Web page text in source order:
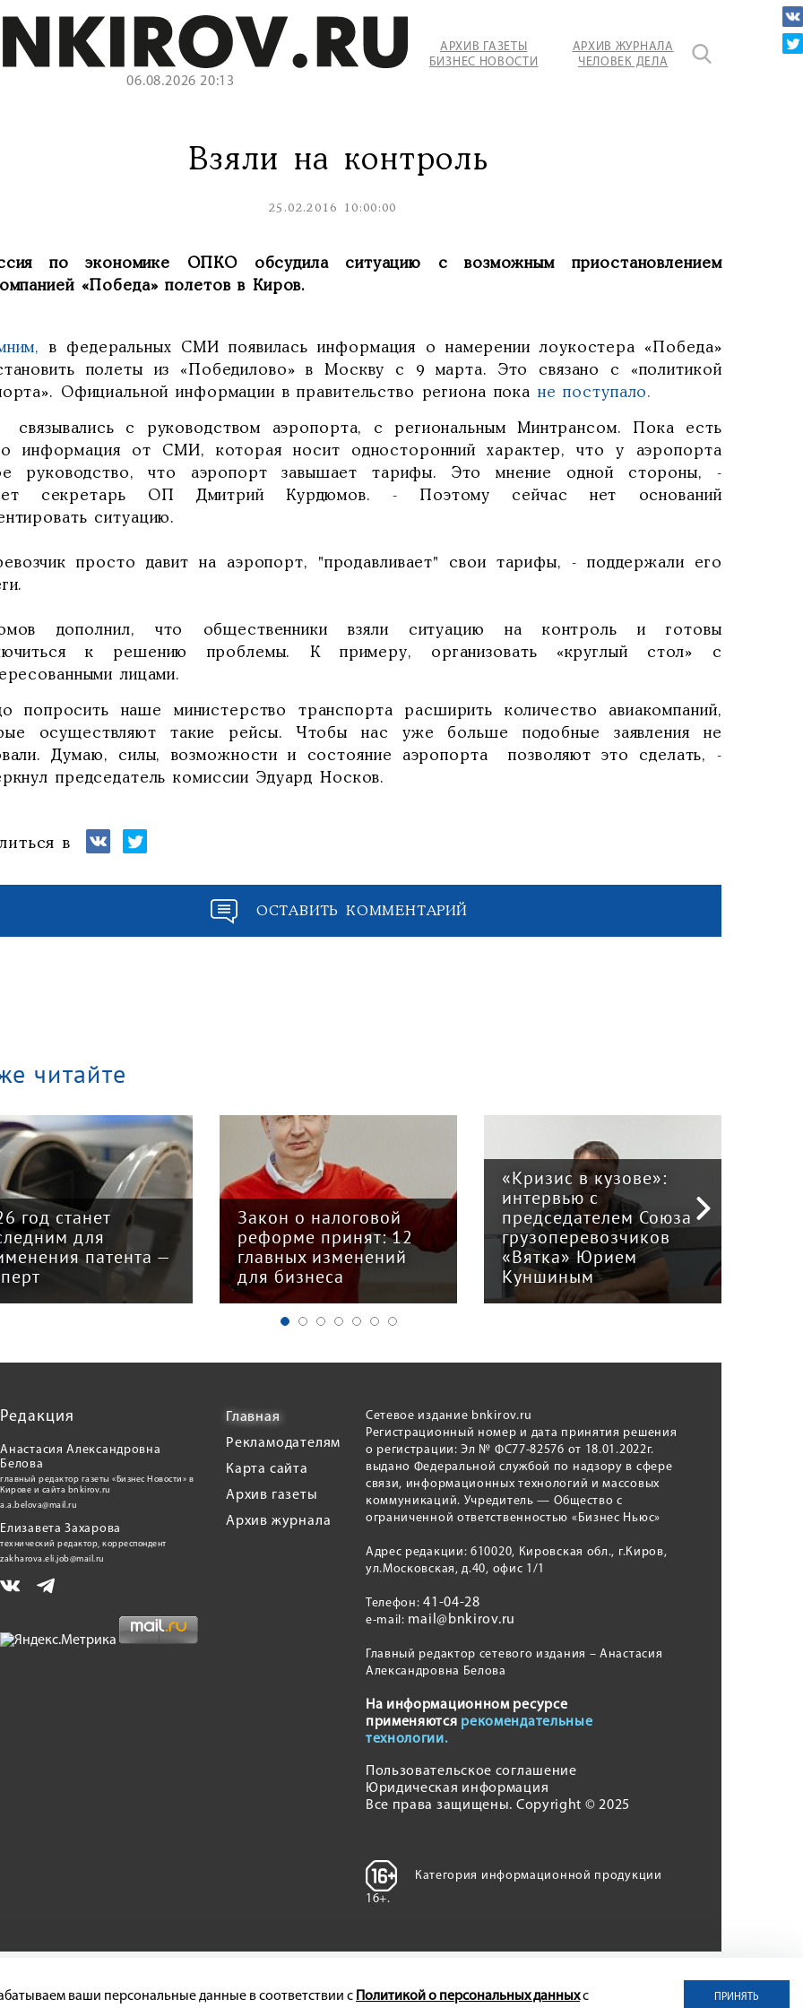
06.08.2026 20:13
АРХИВ ГАЗЕТЫ
БИЗНЕС НОВОСТИ
АРХИВ ЖУРНАЛА
ЧЕЛОВЕК ДЕЛА
Взяли на контроль
25.02.2016 10:00:00
по экономике ОПКО обсудила ситуацию с возможным приостановлением
«Победа» полетов в Киров.
в федеральных СМИ появилась информация о намерении лоукостера «Победа»
полеты из «Победилово» в Москву с 9 марта. Это связано с «политикой
Официальной информации в правительство региона пока не поступало.
с руководством аэропорта, с региональным Минтрансом. Пока есть
информация от СМИ, которая носит односторонний характер, что у аэропорта
руководство, что аэропорт завышает тарифы. Это мнение одной стороны, -
секретарь ОП Дмитрий Курдюмов. - Поэтому сейчас нет оснований
ситуацию.
просто давит на аэропорт, "продавливает" свои тарифы, - поддержали его
дополнил, что общественники взяли ситуацию на контроль и готовы
к решению проблемы. К примеру, организовать «круглый стол» с
лицами.
попросить наше министерство транспорта расширить количество авиакомпаний,
осуществляют такие рейсы. Чтобы нас уже больше подобные заявления не
Думаю, силы, возможности и состояние аэропорта позволяют это сделать, -
председатель комиссии Эдуард Носков.
в
ОСТАВИТЬ КОММЕНТАРИЙ
читайте
о налоговой
принят: 12
изменений
бизнеса
«Кризис в кузове»:
интервью с
председателем Союза
грузоперевозчиков
«Вятка» Юрием
Куншиным
Права без
ответственности:
эксперты и бизнес — о
регулировании рынка
автошкол Кирова
Редакция
Анастасия Александровна
Белова
главный редактор газеты «Бизнес Новости» в
Кирове и сайта bnkirov.ru
a.a.belova@mail.ru
Елизавета Захарова
технический редактор, корреспондент
zakharova.eli.job@mail.ru
Главная
Рекламодателям
Карта сайта
Архив газеты
Архив журнала
Сетевое издание bnkirov.ru
Регистрационный номер и дата принятия решения
о регистрации: Эл № ФС77-82576 от 18.01.2022г.
выдано Федеральной службой по надзору в сфере
связи, информационных технологий и массовых
коммуникаций. Учредитель — Общество с
ограниченной ответственностью «Бизнес Ньюс»
Адрес редакции: 610020, Кировская обл., г.Киров,
ул.Московская, д.40, офис 1/1
Телефон:41-04-28
e-mail: mail@bnkirov.ru
Главный редактор сетевого издания – Анастасия
Александровна Белова
На информационном ресурсе
применяются рекомендательные
технологии.
Пользовательское соглашение
Юридическая информация
Все права защищены. Copyright © 2025
Категория информационной продукции
16+.
ваши персональные данные в соответствии с Политикой о персональных данныхс
ПРИНЯТЬ